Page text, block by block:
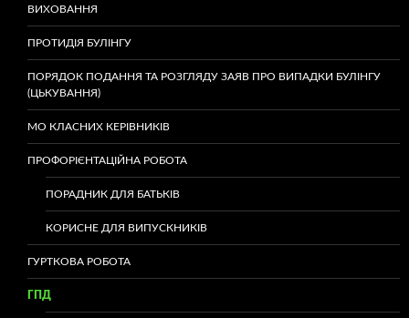
ВИХОВАННЯ
ПРОТИДІЯ БУЛІНГУ
ПОРЯДОК ПОДАННЯ ТА РОЗГЛЯДУ ЗАЯВ ПРО ВИПАДКИ БУЛІНГУ
(ЦЬКУВАННЯ)
МО КЛАСНИХ КЕРІВНИКІВ
ПРОФОРІЄНТАЦІЙНА РОБОТА
ПОРАДНИК ДЛЯ БАТЬКІВ
КОРИСНЕ ДЛЯ ВИПУСКНИКІВ
ГУРТКОВА РОБОТА
ГПД